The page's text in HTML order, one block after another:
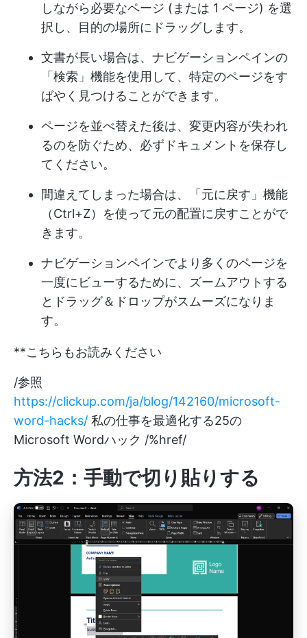
しながら必要なページ (または 1 ページ) を選
択し、目的の場所にドラッグします。
文書が長い場合は、ナビゲーションペインの
「検索」機能を使用して、特定のページをす
ばやく見つけることができます。
ページを並べ替えた後は、変更内容が失われ
るのを防ぐため、必ずドキュメントを保存し
てください。
間違えてしまった場合は、「元に戻す」機能
（Ctrl+Z）を使って元の配置に戻すことがで
きます。
ナビゲーションペインでより多くのページを
一度にビューするために、ズームアウトする
とドラッグ＆ドロップがスムーズになりま
す。
**こちらもお読みください
/参照
https://clickup.com/ja/blog/142160/microsoft-
word-hacks/ 私の仕事を最適化する25の
Microsoft Wordハック /%href/
方法2：手動で切り貼りする